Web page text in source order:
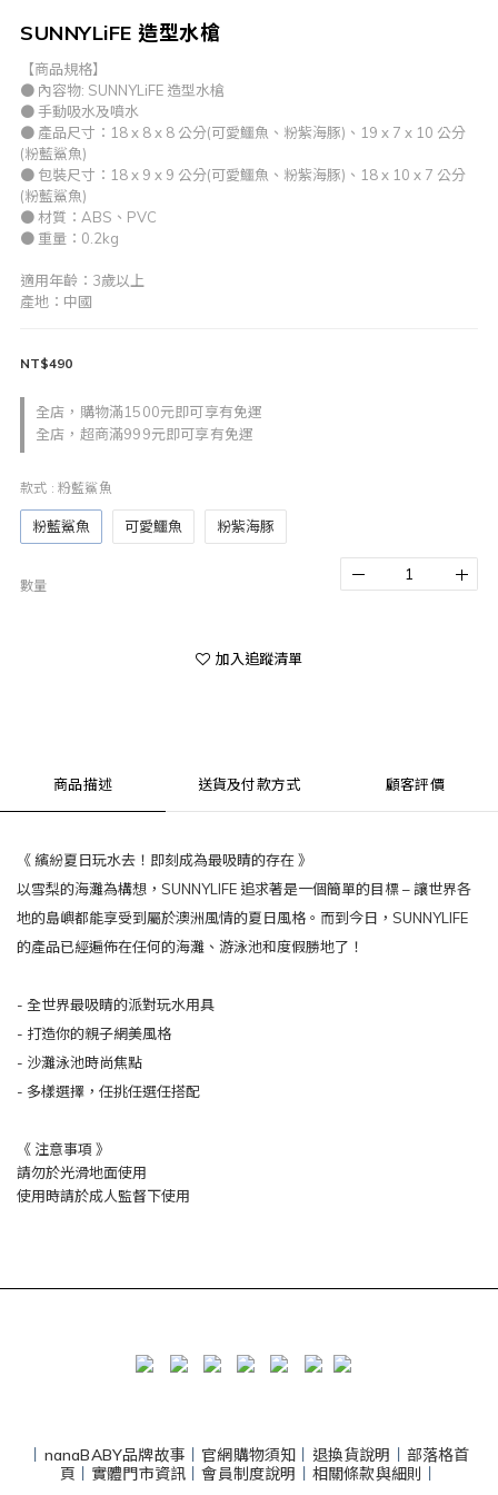
SUNNYLiFE 造型水槍
【商品規格】
● 內容物: SUNNYLiFE 造型水槍
● 手動吸水及噴水
● 產品尺寸：18 x 8 x 8 公分(可愛鱷魚、粉紫海豚)、19 x 7 x 10 公分
(粉藍鯊魚)
● 包裝尺寸：18 x 9 x 9 公分(可愛鱷魚、粉紫海豚)、18 x 10 x 7 公分
(粉藍鯊魚)
● 材質：ABS、PVC
● 重量：0.2kg
適用年齡：3歲以上
產地：中國
全店，購物滿1500元即可享有免運
全店，超商滿999元即可享有免運
NT$490
款式 : 粉藍鯊魚
粉藍鯊魚 可愛鱷魚 粉紫海豚
數量
加入追蹤清單
商品描述 送貨及付款方式 顧客評價
《 繽紛夏日玩水去！即刻成為最吸睛的存在 》
以雪梨的海灘為構想，SUNNYLIFE 追求著是一個簡單的目標 – 讓世界各
地的島嶼都能享受到屬於澳洲風情的夏日風格。而到今日，SUNNYLIFE
的產品已經遍佈在任何的海灘、游泳池和度假勝地了！
- 全世界最吸睛的派對玩水用具
- 打造你的親子網美風格
- 沙灘泳池時尚焦點
- 多樣選擇，任挑任選任搭配
《 注意事項 》
請勿於光滑地面使用
使用時請於成人監督下使用
nanaBABY品牌故事 官網購物須知 退換貨說明
部落格首
頁
實體門市資訊 丨會員制度說明 相關條款與細則